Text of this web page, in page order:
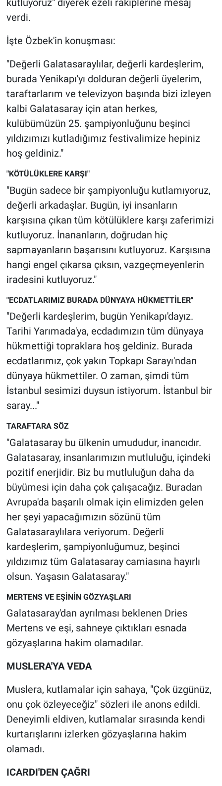
kutluyoruz" diyerek ezeli rakiplerine mesaj
verdi.
İşte Özbek'in konuşması:
"Değerli Galatasaraylılar, değerli kardeşlerim,
burada Yenikapı'yı dolduran değerli üyelerim,
taraftarlarım ve televizyon başında bizi izleyen
kalbi Galatasaray için atan herkes,
kulübümüzün 25. şampiyonluğunu beşinci
yıldızımızı kutladığımız festivalimize hepiniz
hoş geldiniz."
"KÖTÜLÜKLERE KARŞI"
"Bugün sadece bir şampiyonluğu kutlamıyoruz,
değerli arkadaşlar. Bugün, iyi insanların
karşısına çıkan tüm kötülüklere karşı zaferimizi
kutluyoruz. İnananların, doğrudan hiç
sapmayanların başarısını kutluyoruz. Karşısına
hangi engel çıkarsa çıksın, vazgeçmeyenlerin
iradesini kutluyoruz."
"ECDATLARIMIZ BURADA DÜNYAYA HÜKMETTİLER"
"Değerli kardeşlerim, bugün Yenikapı'dayız.
Tarihi Yarımada'ya, ecdadımızın tüm dünyaya
hükmettiği topraklara hoş geldiniz. Burada
ecdatlarımız, çok yakın Topkapı Sarayı'ndan
dünyaya hükmettiler. O zaman, şimdi tüm
İstanbul sesimizi duysun istiyorum. İstanbul bir
saray..."
TARAFTARA SÖZ
"Galatasaray bu ülkenin umududur, inancıdır.
Galatasaray, insanlarımızın mutluluğu, içindeki
pozitif enerjidir. Biz bu mutluluğun daha da
büyümesi için daha çok çalışacağız. Buradan
Avrupa'da başarılı olmak için elimizden gelen
her şeyi yapacağımızın sözünü tüm
Galatasaraylılara veriyorum. Değerli
kardeşlerim, şampiyonluğumuz, beşinci
yıldızımız tüm Galatasaray camiasına hayırlı
olsun. Yaşasın Galatasaray."
MERTENS VE EŞİNİN GÖZYAŞLARI
Galatasaray'dan ayrılması beklenen Dries
Mertens ve eşi, sahneye çıktıkları esnada
gözyaşlarına hakim olamadılar.
MUSLERA'YA VEDA
Muslera, kutlamalar için sahaya, "Çok üzgünüz,
onu çok özleyeceğiz" sözleri ile anons edildi.
Deneyimli eldiven, kutlamalar sırasında kendi
kurtarışlarını izlerken gözyaşlarına hakim
olamadı.
ICARDI'DEN ÇAĞRI